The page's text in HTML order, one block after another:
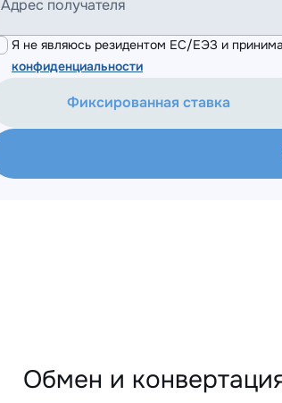
Адрес получателя
Я не являюсь резидентом ЕС/ЕЭЗ и
конфиденциальности
Фиксированная ставка
Обмен и